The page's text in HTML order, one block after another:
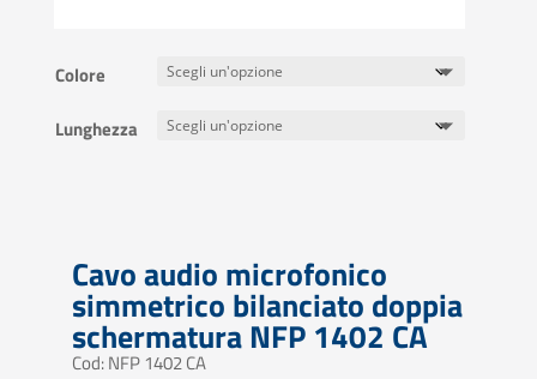
Colore
Lunghezza
Cavo audio microfonico
simmetrico bilanciato doppia
schermatura NFP 1402 CA
Cod: NFP 1402 CA